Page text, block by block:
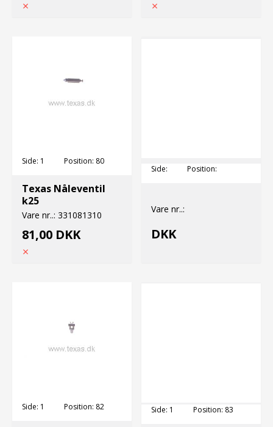
Side: 1 Position: 80
Texas Nåleventil
k25
Vare nr..: 331081310
81,00 DKK
Side: Position:
Vare nr..:
DKK
Side: 1 Position: 82 Side: 1 Position: 83